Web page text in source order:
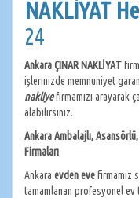
NAKLİYAT
24
Ankara ÇINAR NAKLİYAT
işlerinizde memnuniyet
nakliyefirmamızı arayarak
alabilirsiniz.
Ankara Ambalajlı,
Firmaları
Ankara evden evefirmamız
tamamlanan profesyonel ev